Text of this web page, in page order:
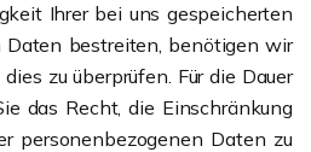
Ihrer bei uns gespeicherten
Daten bestreiten, benötigen wir
zu überprüfen. Für die Dauer
das Recht, die Einschränkung
personenbezogenen Daten zu